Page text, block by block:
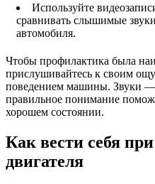
Используйте
сравнивать слышимые
автомобиля.
Чтобы профилактика была
прислушивайтесь к своим
поведением машины. Звуки —
правильное понимание
хорошем состоянии.
Как вести себя
двигателя